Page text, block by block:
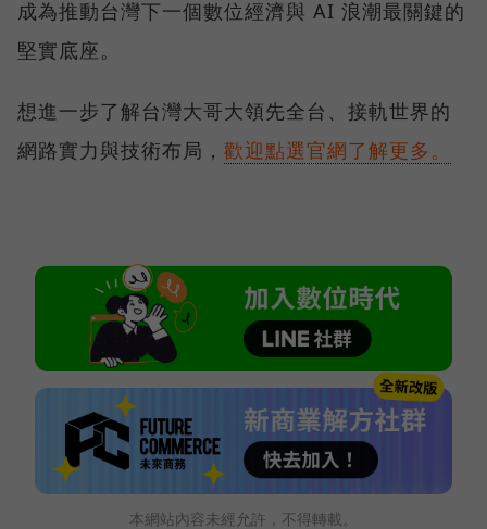
成為推動台灣下一個數位經濟與 AI 浪潮最關鍵的
堅實底座。
想進一步了解台灣大哥大領先全台、接軌世界的
網路實力與技術布局， 歡迎點選官網了解更多。
本網站內容未經允許，不得轉載。